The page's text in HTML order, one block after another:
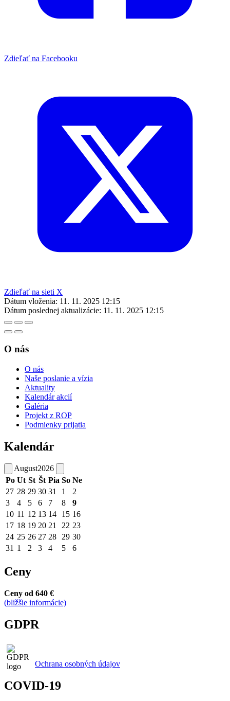
Zdieľať na Facebooku
Zdieľať na sieti X
Dátum vloženia: 11. 11. 2025 12:15
Dátum poslednej aktualizácie: 11. 11. 2025 12:15
O nás
O nás
Naše poslanie a vízia
Aktuality
Kalendár akcií
Galéria
Projekt z ROP
Podmienky prijatia
Kalendár
August2026
Po Ut St Št Pia So Ne
27 28 29 30 31 1
2
3
4 5 6 7 8
9
10 11 12 13 14 15 16
17 18 19 20 21 22 23
24 25 26 27 28 29 30
31 1 2 3 4 5 6
Ceny
Ceny od 640 €
(bližšie informácie)
GDPR
Ochrana osobných údajov
COVID-19